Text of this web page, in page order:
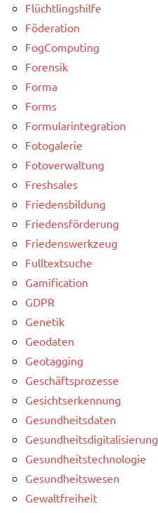
Flüchtlingshilfe
Föderation
FogComputing
Forensik
Forma
Forms
Formularintegration
Fotogalerie
Fotoverwaltung
Freshsales
Friedensbildung
Friedensförderung
Friedenswerkzeug
Fulltextsuche
Gamification
GDPR
Genetik
Geodaten
Geotagging
Geschäftsprozesse
Gesichtserkennung
Gesundheitsdaten
Gesundheitsdigitalisierung
Gesundheitstechnologie
Gesundheitswesen
Gewaltfreiheit